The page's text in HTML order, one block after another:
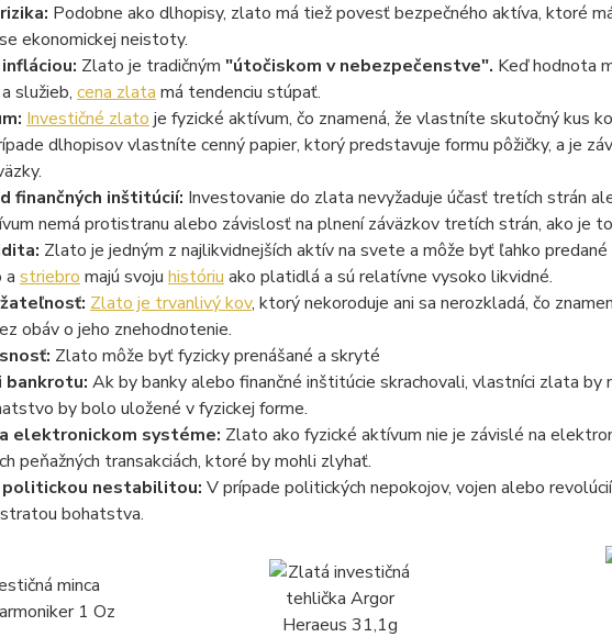
Podobne ako dlhopisy, zlato má tiež povesť bezpečného aktíva, ktoré
ekonomickej neistoty.
Zlato je tradičným "útočiskom v nebezpečenstve". Keď hodnota
služieb, cena zlata má tendenciu stúpať.
Investičné zlato je fyzické aktívum, čo znamená, že vlastníte skutočný kus
dlhopisov vlastníte cenný papier, ktorý predstavuje formu pôžičky, a je
finančných inštitúcií: Investovanie do zlata nevyžaduje účasť tretích strán
nemá protistranu alebo závislosť na plnení záväzkov tretích strán, ako je
Zlato je jedným z najlikvidnejších aktív na svete a môže byť ľahko
a striebro majú svoju históriu ako platidlá a sú relatívne vysoko likvidné.
Zlato je trvanlivý kov, ktorý nekoroduje ani sa nerozkladá, čo
obáv o jeho znehodnotenie.
Zlato môže byť fyzicky prenášané a skryté
bankrotu: Ak by banky alebo finančné inštitúcie skrachovali, vlastníci zlata by
by bolo uložené v fyzickej forme.
elektronickom systéme: Zlato ako fyzické aktívum nie je závislé na
peňažných transakciách, ktoré by mohli zlyhať.
politickou nestabilitou: V prípade politických nepokojov, vojen alebo
bohatstva.